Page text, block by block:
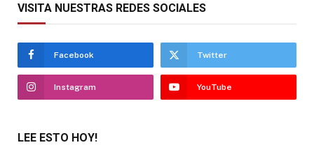
VISITA NUESTRAS REDES SOCIALES
Facebook Twitter
Instagram YouTube
LEE ESTO HOY!